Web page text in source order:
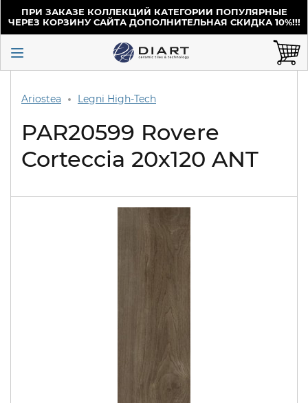
ПРИ ЗАКАЗЕ КОЛЛЕКЦИЙ КАТЕГОРИИ ПОПУЛЯРНЫЕ
ЧЕРЕЗ КОРЗИНУ САЙТА ДОПОЛНИТЕЛЬНАЯ СКИДКА 10%!!!
Ariostea Legni High-Tech
PAR20599 Rovere
Corteccia 20x120 ANT